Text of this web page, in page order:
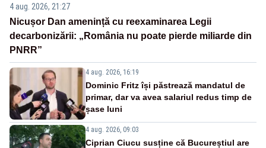
4 aug. 2026, 21:27
Nicușor Dan amenință cu reexaminarea Legii
decarbonizării: „România nu poate pierde miliarde din
PNRR”
4 aug. 2026, 16:19
Dominic Fritz își păstrează mandatul de
primar, dar va avea salariul redus timp de
șase luni
4 aug. 2026, 09:03
Ciprian Ciucu susține că Bucureștiul are